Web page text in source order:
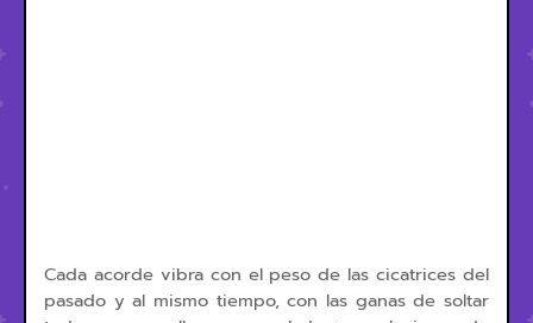
Cada acorde vibra con el peso de las cicatrices del
pasado y al mismo tiempo, con las ganas de soltar